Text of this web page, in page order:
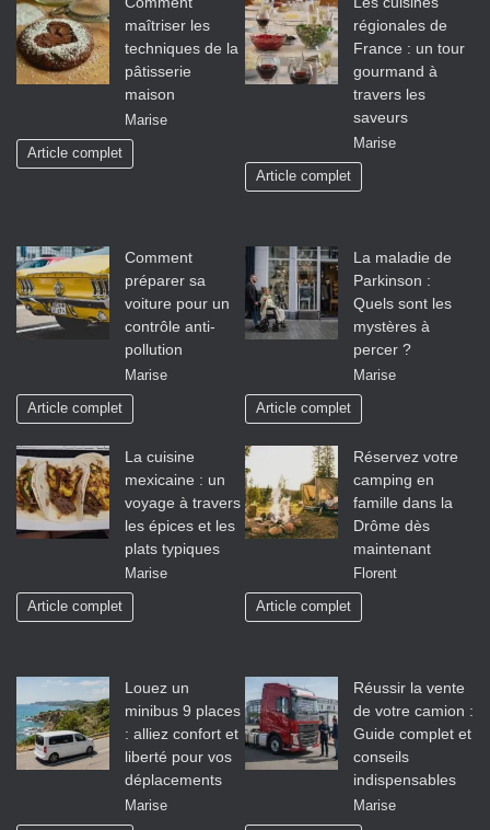
maîtriser les
techniques de la
pâtisserie
maison
Marise
Article complet
régionales de
France : un tour
gourmand à
travers les
saveurs
Marise
Article complet
Comment
préparer sa
voiture pour un
contrôle anti-
pollution
Marise
Article complet
La maladie de
Parkinson :
Quels sont les
mystères à
percer ?
Marise
Article complet
La cuisine
mexicaine : un
voyage à travers
les épices et les
plats typiques
Marise
Article complet
Réservez votre
camping en
famille dans la
Drôme dès
maintenant
Florent
Article complet
Louez un
minibus 9 places
: alliez confort et
liberté pour vos
déplacements
Marise
Réussir la vente
de votre camion :
Guide complet et
conseils
indispensables
Marise